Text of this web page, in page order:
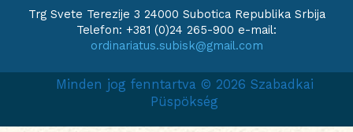
Trg Svete Terezije 3 24000 Subotica Republika Srbija
Telefon: +381 (0)24 265-900 e-mail:
ordinariatus.subisk@gmail.com
Minden jog fenntartva © 2026 Szabadkai
Püspökség